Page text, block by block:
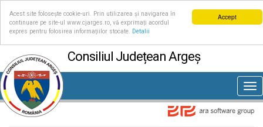
Accept
Acest site folosește cookie-uri. Prin utilizarea și navigarea în
continuare pe site-ul www.cjarges.ro, vă exprimați acordul
expres pentru folosirea informațiilor stocate.
Detalii
Consiliul Județean Argeș